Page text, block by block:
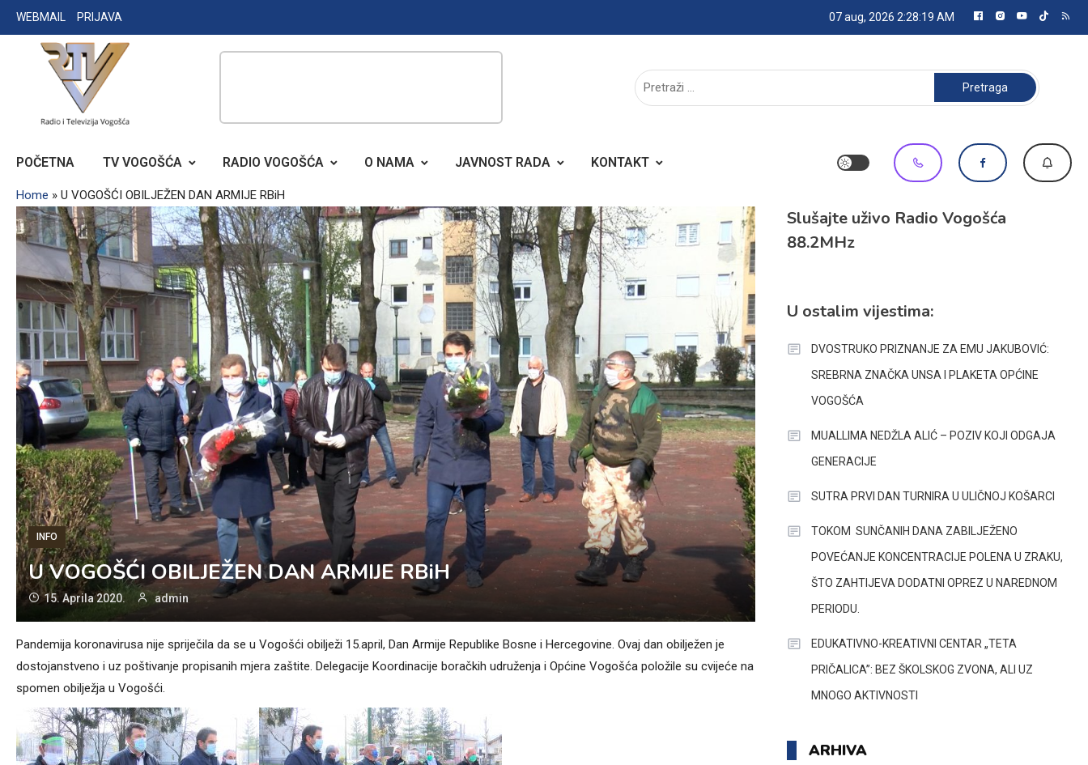
Skip
to
WEBMAIL PRIJAVA 07 aug, 2026 2:28:20 AM
RADIO TELEVIZIJA VOGOŠĆA
Pretraga:
POČETNA TV VOGOŠĆA RADIO VOGOŠĆA O NAMA JAVNOST RADA KONTAKT
Home » U VOGOŠĆI OBILJEŽEN DAN ARMIJE RBiH
INFO
U VOGOŠĆI OBILJEŽEN DAN ARMIJE RBiH
15. Aprila 2020. admin
Pandemija koronavirusa nije spriječila da se u Vogošći obilježi 15.april, Dan Armije Republike Bosne i Hercegovine. Ovaj dan obilježen je
dostojanstveno i uz poštivanje propisanih mjera zaštite. Delegacije Koordinacije boračkih udruženja i Općine Vogošća položile su cvijeće na
spomen obilježja u Vogošći.
Slušajte uživo Radio Vogošća
88.2MHz
U ostalim vijestima:
DVOSTRUKO PRIZNANJE ZA EMU JAKUBOVIĆ:
SREBRNA ZNAČKA UNSA I PLAKETA OPĆINE
VOGOŠĆA
MUALLIMA NEDŽLA ALIĆ – POZIV KOJI ODGAJA
GENERACIJE
SUTRA PRVI DAN TURNIRA U ULIČNOJ KOŠARCI
TOKOM SUNČANIH DANA ZABILJEŽENO
POVEĆANJE KONCENTRACIJE POLENA U ZRAKU,
ŠTO ZAHTIJEVA DODATNI OPREZ U NAREDNOM
PERIODU.
EDUKATIVNO-KREATIVNI CENTAR „TETA
PRIČALICA”: BEZ ŠKOLSKOG ZVONA, ALI UZ
MNOGO AKTIVNOSTI
ARHIVA